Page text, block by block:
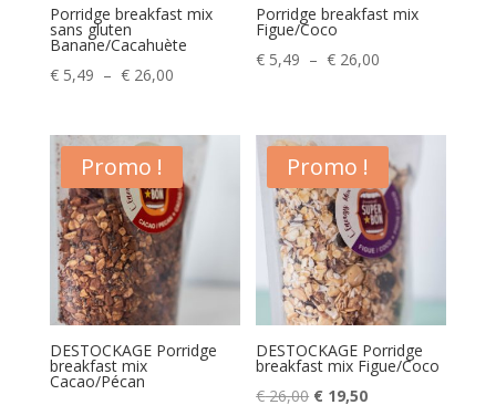
Porridge breakfast mix
sans gluten
Banane/Cacahuète
€5,49 – €26,00Plage
prix :
à
€ 26,00
Porridge breakfast mix
Figue/Coco
€ 5,49 – € 26,00
€ 5,49
€ 26,00
Promo !
DESTOCKAGE Porridge
breakfast mix
Cacao/Pécan
Promo !
DESTOCKAGE Porridge
breakfast mix Figue/Coco
€26,00 Le
€ 19,50Le